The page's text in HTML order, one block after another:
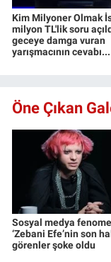
Kim Milyoner Olmak
milyon TL'lik soru
geceye damga vuran
yarışmacının cevabı...
Öne Çıkan
Sosyal medya
‘Zebani Efe’nin son
görenler şoke oldu